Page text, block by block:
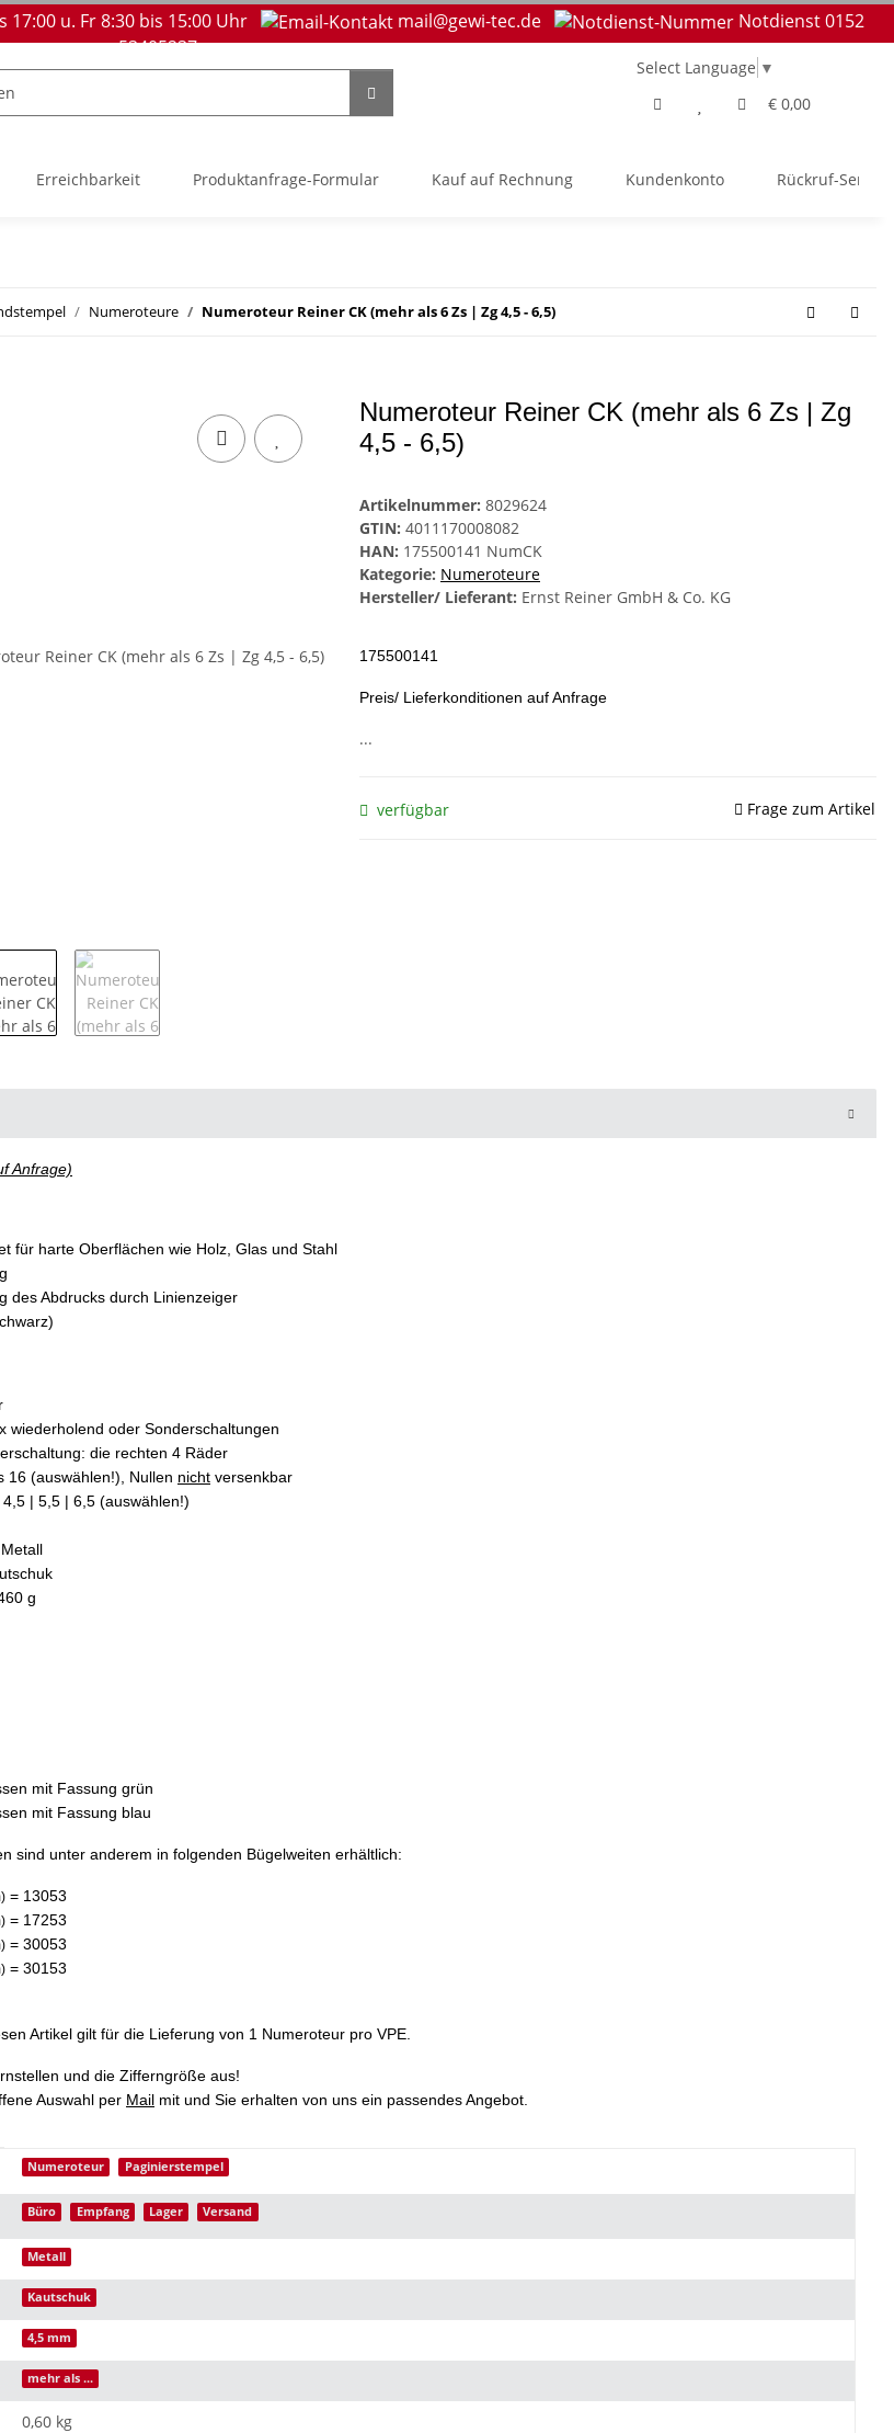
17:00 u. Fr 8:30 bis 15:00 Uhr mail@gewi-tec.de
Notdienst 0152
53405237
Select Language ▼
€ 0,00
Erreichbarkeit Produktanfrage-Formular Kauf auf Rechnung Kundenkonto Rückruf-Service
Numeroteure Numeroteur Reiner CK (mehr als 6 Zs | Zg 4,5 - 6,5)
Numeroteur Reiner CK (mehr als 6 Zs | Zg
4,5 - 6,5)
Artikelnummer: 8029624
GTIN: 4011170008082
HAN: 175500141 NumCK
Kategorie: Numeroteure
Hersteller/ Lieferant: Ernst Reiner GmbH & Co. KG
175500141
Preis/ Lieferkonditionen auf Anfrage
...
verfügbar Frage zum Artikel
Anfrage)
für harte Oberflächen wie Holz, Glas und Stahl
des Abdrucks durch Linienzeiger
wiederholend oder Sonderschaltungen
die rechten 4 Räder
16 (auswählen!), Nullen nicht versenkbar
4,5 | 5,5 | 6,5 (auswählen!)
g
mit Fassung grün
mit Fassung blau
sind unter anderem in folgenden Bügelweiten erhältlich:
= 13053
= 17253
= 30053
= 30153
Artikel gilt für die Lieferung von 1 Numeroteur pro VPE.
und die Zifferngröße aus!
Auswahl per Mail mit und Sie erhalten von uns ein passendes Angebot.
Numeroteur Paginierstempel
Büro Empfang Lager Versand
Metall
Kautschuk
4,5 mm
mehr als ...
0,60 kg